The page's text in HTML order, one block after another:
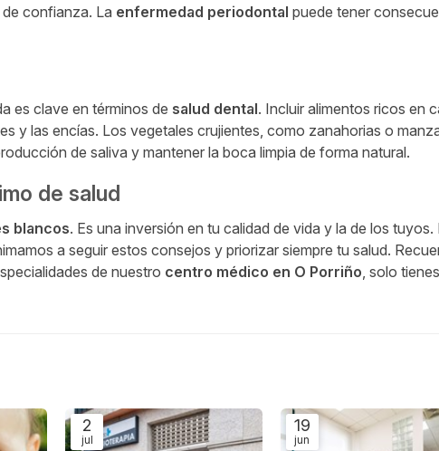
confianza. La enfermedad periodontal puede tener
es clave en términos de salud dental. Incluir alimentos ricos en
y las encías. Los vegetales crujientes, como zanahorias o
de saliva y mantener la boca limpia de forma natural.
de salud
blancos. Es una inversión en tu calidad de vida y la de los tuyos.
a seguir estos consejos y priorizar siempre tu salud.
de nuestro centro médico en O Porriño , solo
2
jul
19
jun